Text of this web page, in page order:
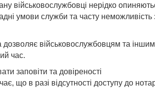
військовослужбовці нерідко
умови служби та часту
військовослужбовцям та іншим
час.
заповіти та довіреності
що в разі відсутності доступу до